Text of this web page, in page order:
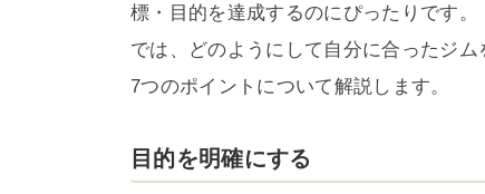
標・目的を達成するのにぴったりです。
では、どのようにして自分に合ったジ
7つのポイントについて解説します。
目的を明確にする